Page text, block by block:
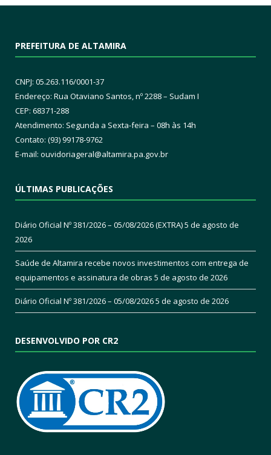
PREFEITURA DE ALTAMIRA
CNPJ: 05.263.116/0001-37
Endereço: Rua Otaviano Santos, nº 2288 – Sudam I
CEP: 68371-288
Atendimento: Segunda a Sexta-feira – 08h às 14h
Contato: (93) 99178-9762
E-mail: ouvidoriageral@altamira.pa.gov.br
ÚLTIMAS PUBLICAÇÕES
Diário Oficial Nº 381/2026 – 05/08/2026 (EXTRA)5 de agosto de
2026
Saúde de Altamira recebe novos investimentos com entrega de
equipamentos e assinatura de obras 5 de agosto de 2026
Diário Oficial Nº 381/2026 – 05/08/20265 de agosto de 2026
DESENVOLVIDO POR CR2